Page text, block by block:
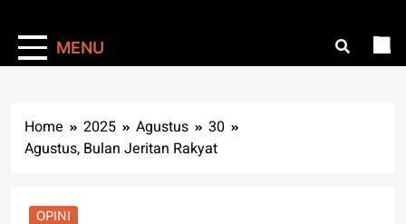
MENU
Home 2025 Agustus
30
Agustus, Bulan Jeritan Rakyat
OPINI